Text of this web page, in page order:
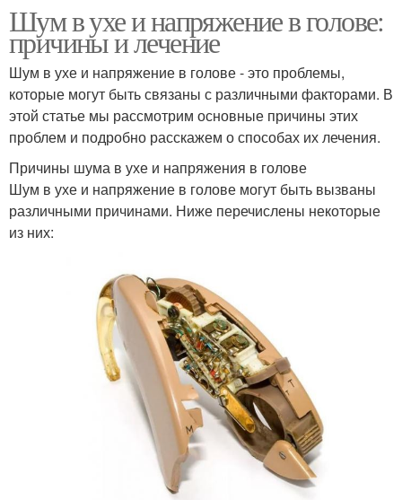
Шум в ухе и напряжение в голове:
причины и лечение
Шум в ухе и напряжение в голове - это проблемы,
которые могут быть связаны с различными факторами. В
этой статье мы рассмотрим основные причины этих
проблем и подробно расскажем о способах их лечения.
Причины шума в ухе и напряжения в голове
Шум в ухе и напряжение в голове могут быть вызваны
различными причинами. Ниже перечислены некоторые
из них: